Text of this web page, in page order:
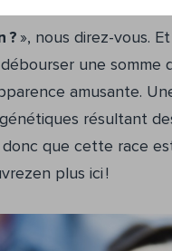
? », nous direz-vous.
une
amusante.
résultant
donc que cette race
plus ici !